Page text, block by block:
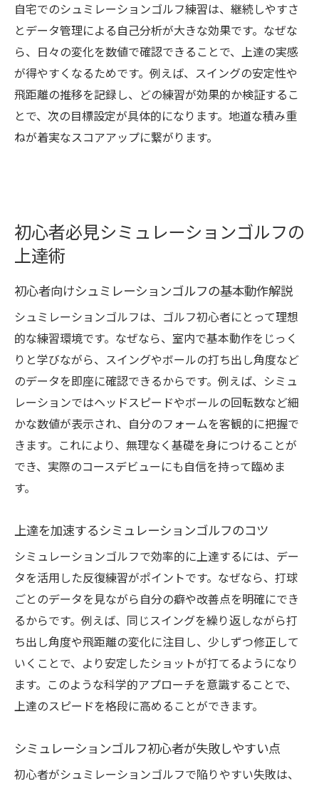
自宅でのシュミレーションゴルフ練習は、継続しやすさ
とデータ管理による自己分析が大きな効果です。なぜな
ら、日々の変化を数値で確認できることで、上達の実感
が得やすくなるためです。例えば、スイングの安定性や
飛距離の推移を記録し、どの練習が効果的か検証するこ
とで、次の目標設定が具体的になります。地道な積み重
ねが着実なスコアアップに繋がります。
初心者必見シミュレーションゴルフの
上達術
初心者向けシュミレーションゴルフの基本動作解説
シュミレーションゴルフは、ゴルフ初心者にとって理想
的な練習環境です。なぜなら、室内で基本動作をじっく
りと学びながら、スイングやボールの打ち出し角度など
のデータを即座に確認できるからです。例えば、シミュ
レーションではヘッドスピードやボールの回転数など細
かな数値が表示され、自分のフォームを客観的に把握で
きます。これにより、無理なく基礎を身につけることが
でき、実際のコースデビューにも自信を持って臨めま
す。
上達を加速するシミュレーションゴルフのコツ
シミュレーションゴルフで効率的に上達するには、デー
タを活用した反復練習がポイントです。なぜなら、打球
ごとのデータを見ながら自分の癖や改善点を明確にでき
るからです。例えば、同じスイングを繰り返しながら打
ち出し角度や飛距離の変化に注目し、少しずつ修正して
いくことで、より安定したショットが打てるようになり
ます。このような科学的アプローチを意識することで、
上達のスピードを格段に高めることができます。
シミュレーションゴルフ初心者が失敗しやすい点
初心者がシュミレーションゴルフで陥りやすい失敗は、